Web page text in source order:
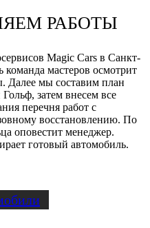
РАБОТЫ
Magic Cars в Санкт-
команда мастеров осмотрит
Далее мы составим план
затем внесем все
перечня работ с
восстановлению. По
оповестит менеджер.
готовый автомобиль.